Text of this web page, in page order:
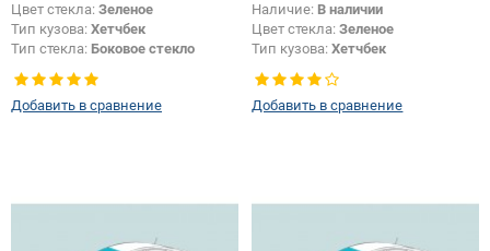
Цвет стекла: Зеленое
Тип кузова: Хетчбек
Тип стекла: Боковое стекло
правое
Добавить в сравнение
Наличие: В наличии
Цвет стекла:Зеленое
Тип кузова:Хетчбек
Тип стекла:Боковое стекло
правое
Добавить в сравнение